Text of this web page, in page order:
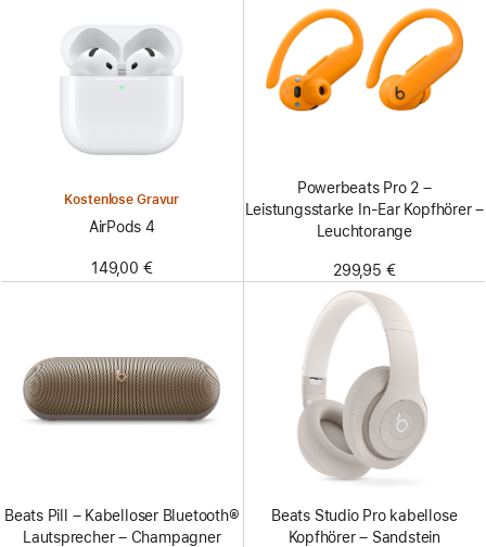
Kostenlose Gravur
AirPods 4
149,00 €
Powerbeats Pro 2 –
Leistungsstarke In-Ear Kopfhörer –
Leuchtorange
299,95 €
Beats Pill – Kabelloser Bluetooth®
Lautsprecher – Champagner
Beats Studio Pro kabellose
Kopfhörer – Sandstein